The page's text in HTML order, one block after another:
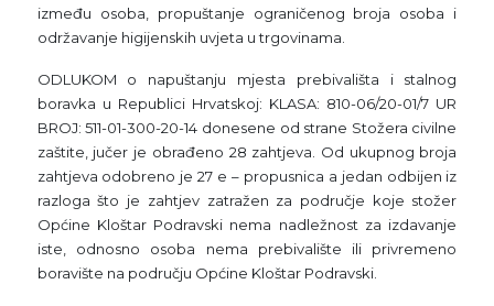
između osoba, propuštanje ograničenog broja osoba i
održavanje higijenskih uvjeta u trgovinama.
ODLUKOM o napuštanju mjesta prebivališta i stalnog
boravka u Republici Hrvatskoj: KLASA: 810-06/20-01/7 UR
BROJ: 511-01-300-20-14 donesene od strane Stožera civilne
zaštite, jučer je obrađeno 28 zahtjeva. Od ukupnog broja
zahtjeva odobreno je 27 e – propusnica a jedan odbijen iz
razloga što je zahtjev zatražen za područje koje stožer
Općine Kloštar Podravski nema nadležnost za izdavanje
iste, odnosno osoba nema prebivalište ili privremeno
boravište na području Općine Kloštar Podravski.